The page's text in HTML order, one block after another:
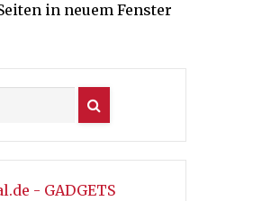
in neuem Fenster
- GADGETS